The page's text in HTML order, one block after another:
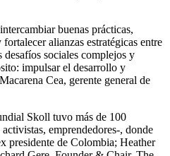
buenas prácticas,
alianzas estratégicas entre
desafíos sociales complejos y
impulsar el desarrollo y
Cea, gerente general de
Skoll tuvo más de 100
emprendedores-, donde
presidente de Colombia; Heather